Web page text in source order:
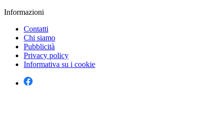
Informazioni
Contatti
Chi siamo
Pubblicità
Privacy policy
Informativa su i cookie